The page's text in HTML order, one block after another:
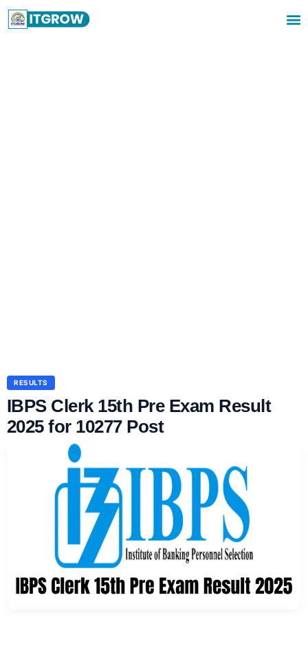
RESULTS
IBPS Clerk 15th Pre Exam Result
2025 for 10277 Post